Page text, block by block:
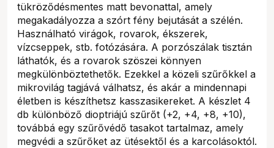
tükröződésmentes matt bevonattal, amely
megakadályozza a szórt fény bejutását a szélén.
Használható virágok, rovarok, ékszerek,
vízcseppek, stb. fotózására. A porzószálak tisztán
láthatók, és a rovarok szöszei könnyen
megkülönböztethetők. Ezekkel a közeli szűrőkkel a
mikrovilág tagjává válhatsz, és akár a mindennapi
életben is készíthetsz kasszasikereket. A készlet 4
db különböző dioptriájú szűrőt (+2, +4, +8, +10),
továbbá egy szűrővédő tasakot tartalmaz, amely
megvédi a szűrőket az ütésektől és a karcolásoktól.